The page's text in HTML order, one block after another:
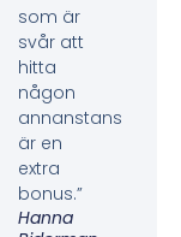
som är
svår att
hitta
någon
annanstans
är en
extra
bonus.”
Hanna